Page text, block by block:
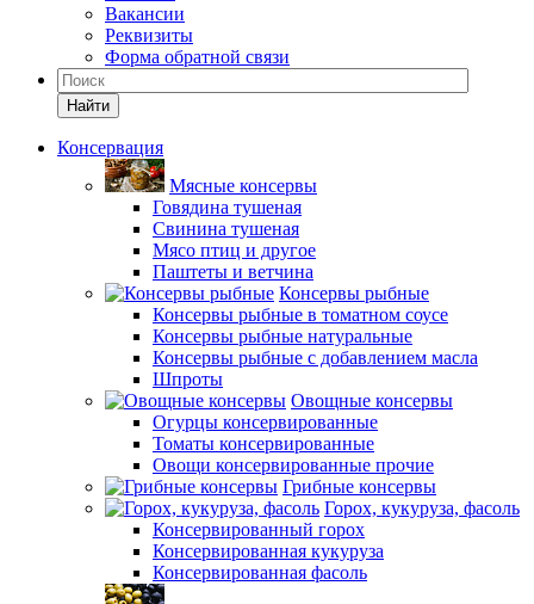
Вакансии
Реквизиты
Форма обратной связи
Найти
Консервация
Мясные консервы
Говядина тушеная
Свинина тушеная
Мясо птиц и другое
Паштеты и ветчина
Консервы рыбные
Консервы рыбные в томатном соусе
Консервы рыбные натуральные
Консервы рыбные с добавлением масла
Шпроты
Овощные консервы
Огурцы консервированные
Томаты консервированные
Овощи консервированные прочие
Грибные консервы
Горох, кукуруза, фасоль
Консервированный горох
Консервированная кукуруза
Консервированная фасоль